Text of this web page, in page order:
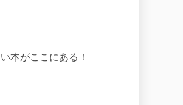
本がここにある！